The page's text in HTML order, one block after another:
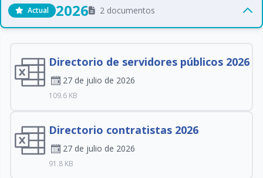
Actual 2026 2 documentos
Directorio de servidores públicos 2026
27 de julio de 2026
109.6 KB
Directorio contratistas 2026
27 de julio de 2026
91.8 KB